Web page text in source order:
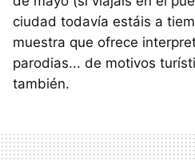
ciudad todavía estáis a
muestra que ofrece
parodias... de motivos
también.